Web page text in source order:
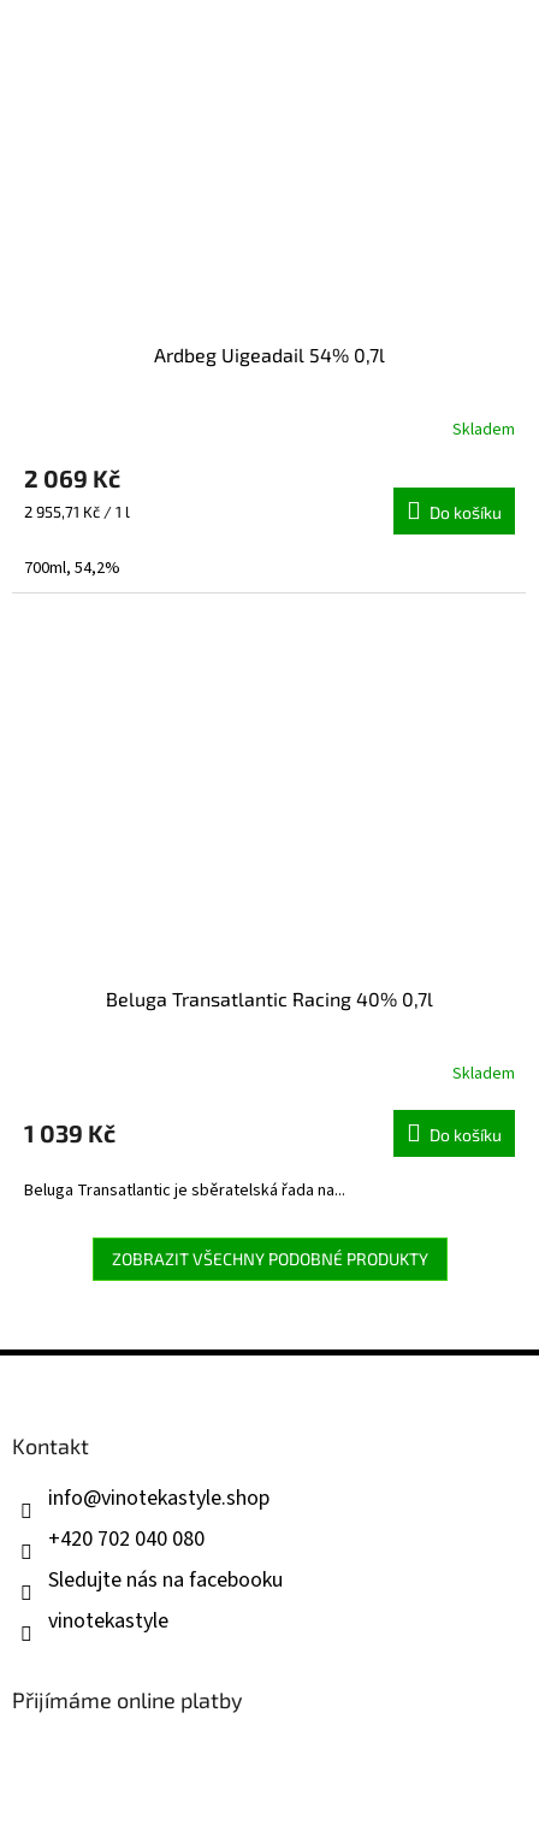
Ardbeg Uigeadail 54% 0,7l
Skladem
2 069 Kč
Měrná
2 955,71 Kč / 1 l Do košíku
700ml, 54,2%
Beluga Transatlantic Racing 40% 0,7l
Skladem
1 039 Kč Do košíku
Beluga Transatlantic je sběratelská řada na...
ZOBRAZIT VŠECHNY PODOBNÉ PRODUKTY
Z
Kontakt
info@vinotekastyle.shop
+420 702 040 080
Sledujte nás na facebooku
vinotekastyle
Přijímáme online platby